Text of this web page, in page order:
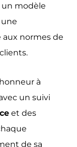
un modèle
aux normes de
à
un suivi
et des
de sa